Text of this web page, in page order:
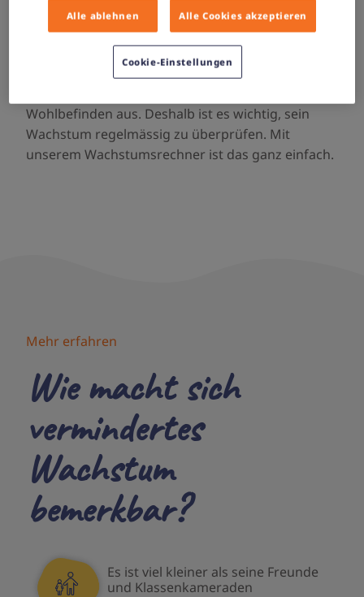
Gesund gross werden
Das Wachstum Ihres Kindes sagt etwas über
Wohlbefinden aus. Deshalb ist es wichtig, sein
Wachstum regelmässig zu überprüfen. Mit
unserem Wachstumsrechner ist das ganz einfach.
Mehr erfahren
Wie macht sich
vermindertes
Wachstum
bemerkbar?
Es ist viel kleiner als seine Freunde
und Klassenkameraden
Alle ablehnen Alle Cookies akzeptieren
Cookie-Einstellungen